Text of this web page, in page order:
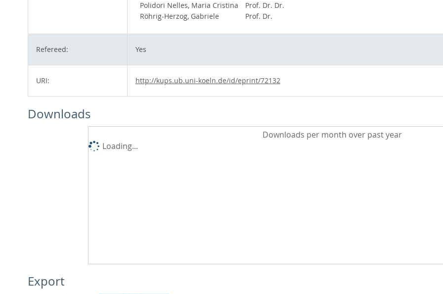
Polidori Nelles, Maria Cristina
Prof. Dr. Dr.
Röhrig-Herzog, Gabriele
Prof. Dr.
Refereed: Yes
URI: http://kups.ub.uni-koeln.de/id/eprint/72132
Downloads
Downloads per month over past year
Loading...
Export